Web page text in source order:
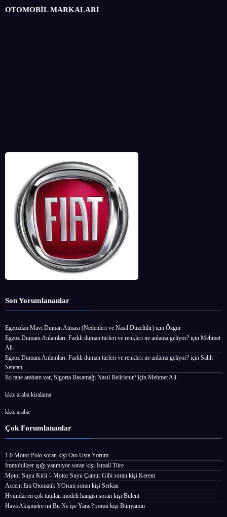
OTOMOBİL MARKALARI
Son Yorumlananlar
Egzozdan Mavi Duman Atması (Nedenleri ve Nasıl Düzeltilir) için Özgür
Egzoz Dumanı Anlamları: Farklı duman türleri ve renkleri ne anlama geliyor? için Mehmet
Ali
Egzoz Dumanı Anlamları: Farklı duman türleri ve renkleri ne anlama geliyor? için Salih
Sencan
İki tane arabam var, Sigorta Basamağı Nasıl Belirlenir? için Mehmet Ali
kktc araba kiralama
kktc araba
Çok Forumlananlar
1.0 Motor Polo soran kişi Oto Usta Yorum
İmmobilizer ışığı yanmıyor soran kişi İsmail Türe
Motor Suyu Kirli – Motor Suyu Çamur Gibi soran kişi Kerem
Accent Era Otomatik YOrum soran kişi Serkan
Hyundai en çok tutulan modeli hangisi soran kişi Bülent
Hava Akışmetre mi Bu Ne işe Yarar? soran kişi Bünyamin